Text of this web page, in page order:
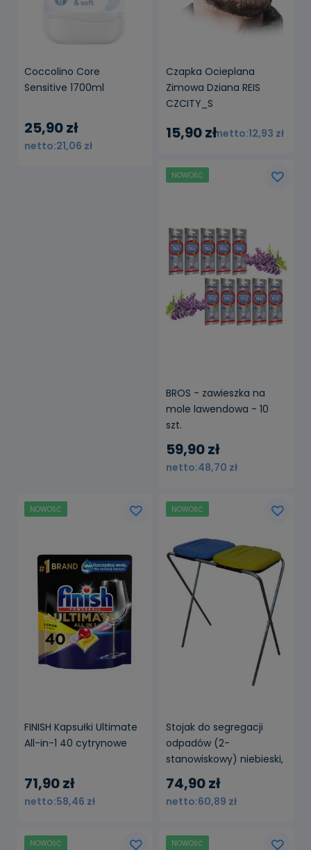
Coccolino Core
Sensitive 1700ml
25,90 zł
21,06 zł
Czapka Ocieplana
Zimowa Dziana REIS
CZCITY_S
15,90 zł 12,93 zł
BROS - zawieszka na
mole lawendowa - 10
szt.
59,90 zł
48,70 zł
NOWOŚĆ
FINISH Kapsułki Ultimate
All-in-1 40 cytrynowe
71,90 zł
58,46 zł
NOWOŚĆ
Stojak do segregacji
odpadów (2-
stanowiskowy) niebieski,
żółty
74,90 zł
60,89 zł
powiadom o
dostępności
NOWOŚĆ
NOWOŚĆ NOWOŚĆ